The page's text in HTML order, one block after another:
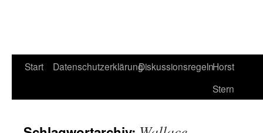
Start DatenschutzerklärungDiskussionsregelnHorst
Stern